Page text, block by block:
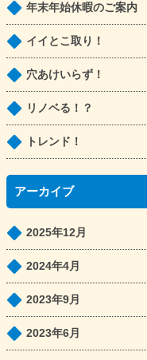
年末年始休暇のご案内
イイとこ取り！
穴あけいらず！
リノベる！？
トレンド！
アーカイブ
2025年12月
2024年4月
2023年9月
2023年6月